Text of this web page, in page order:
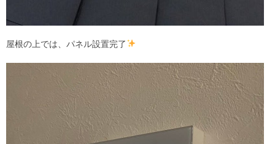
屋根の上では、パネル設置完了